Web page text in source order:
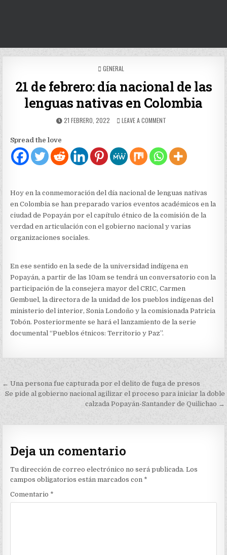
POSTED
GENERAL
21 de febrero: día nacional de las
lenguas nativas en Colombia
PUBLISHED
21 FEBRERO, 2022 LEAVE A COMMENTON
FEBRERO:
DÍA
NACIONAL
NATIVAS
EN
COLOMBIA
Spread the love
Hoy en la conmemoración del día nacional de lenguas nativas
en Colombia se han preparado varios eventos académicos en la
ciudad de Popayán por el capítulo étnico de la comisión de la
verdad en articulación con el gobierno nacional y varias
organizaciones sociales.
En ese sentido en la sede de la universidad indígena en
Popayán, a partir de las 10am se tendrá un conversatorio con la
participación de la consejera mayor del CRIC, Carmen
Gembuel, la directora de la unidad de los pueblos indígenas del
ministerio del interior, Sonia Londoño y la comisionada Patricia
Tobón. Posteriormente se hará el lanzamiento de la serie
documental “Pueblos étnicos: Territorio y Paz”.
Navegación
de
← Una persona fue capturada por el delito de fuga de presos
Se pide al gobierno nacional agilizar el proceso para iniciar la doble
calzada Popayán-Santander de Quilichao →
Deja un comentario
Tu dirección de correo electrónico no será publicada. Los
campos obligatorios están marcados con *
Comentario *